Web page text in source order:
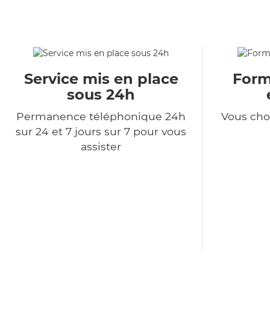
Service mis en place
sous 24h
Permanence téléphonique 24h
sur 24 et 7 jours sur 7 pour vous
assister
Vous